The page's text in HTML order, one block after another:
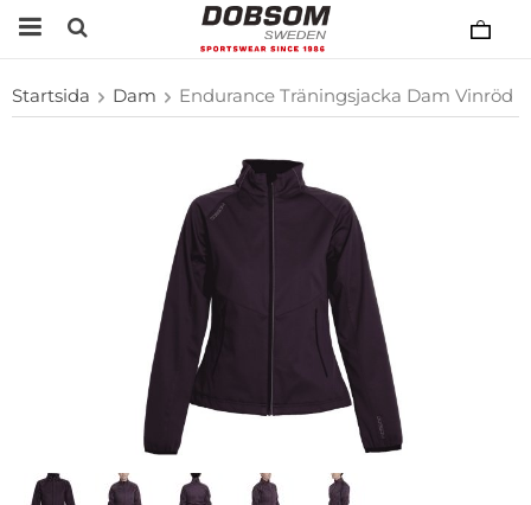
Startsida Dam Endurance Träningsjacka Dam Vinröd